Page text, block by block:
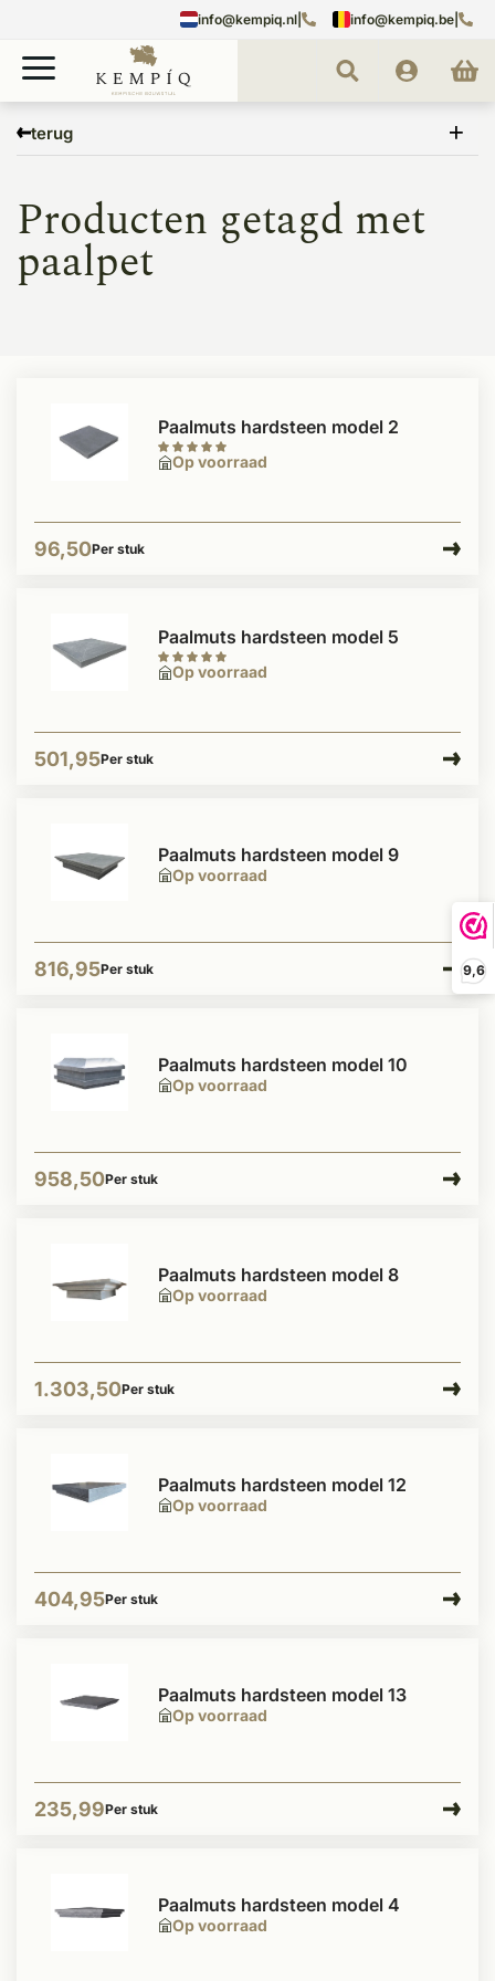
9,6
info@kempiq.nl info@kempiq.be
terug
paalpet
Producten getagd met
paalpet
Op voorraad
Paalmuts hardsteen model 2
96,50Per stuk
Op voorraad
Paalmuts hardsteen model 5
501,95Per stuk
Op voorraad
Paalmuts hardsteen model 9
816,95Per stuk
Op voorraad
Paalmuts hardsteen model 10
958,50Per stuk
Op voorraad
Paalmuts hardsteen model 8
1.303,50Per stuk
Op voorraad
Paalmuts hardsteen model 12
404,95Per stuk
Op voorraad
Paalmuts hardsteen model 13
235,99Per stuk
Op voorraad
Paalmuts hardsteen model 4